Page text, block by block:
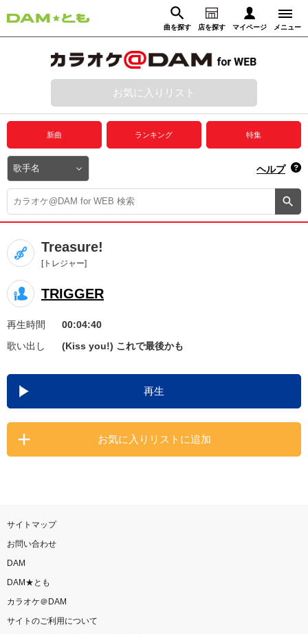
曲を探す 店を探す マイページ メニュー
動画からさがす 録音からさがす
ログイン
プレミアムサービス
DAM★とも動画
DAM★とも録音
カラオケ＠DAM
ユーザー検索
キャンペーン
お知らせ よくあるご質問
DAMの新曲・ランキングなど
カラオケ最新情報をチェック！
お気に入りリスト
新曲 ランキング 特集
ヘルプ
Treasure!
[トレジャー]
TRIGGER
再生時間
00:04:40
歌い出し
(Kiss you!) これで最後かも
再生
お気に入りリストに追加
サイトマップ
お問い合わせ
DAM
DAM★とも
カラオケ＠DAM
サイトのご利用について